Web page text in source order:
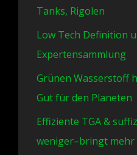
Tanks, Rigolen
Low Tech Definition
Expertensammlung
Grünen Wasserstoff
Gut für den Planeten
Effiziente TGA &
weniger–bringt mehr